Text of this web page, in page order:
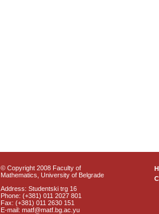
© Copyright 2008 Faculty of
Mathematics, University of Belgrade
Address: Studentski trg 16
Phone: (+381) 011 2027 801
Fax: (+381) 011 2630 151
E-mail: matf@matf.bg.ac.yu